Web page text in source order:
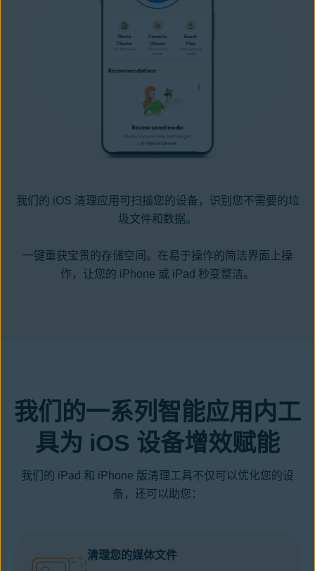
我们的 iOS 清理应用可扫描您的设备，识别您不需要的垃
圾文件和数据。
一键重获宝贵的存储空间。在易于操作的简洁界面上操
作，让您的 iPhone 或 iPad 秒变整洁。
我们的一系列智能应用内工
具为 iOS 设备增效赋能
我们的 iPad 和 iPhone 版清理工具不仅可以优化您的设
备，还可以助您：
清理您的媒体文件